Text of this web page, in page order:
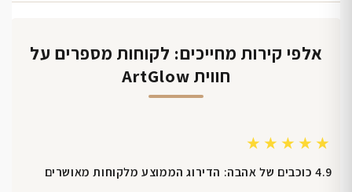
אלפי קירות מחייכים: לקוחות מספרים על
חווית ArtGlow
★★★★★
4.9 כוכבים של אהבה: הדירוג הממוצע מלקוחות מאושרים